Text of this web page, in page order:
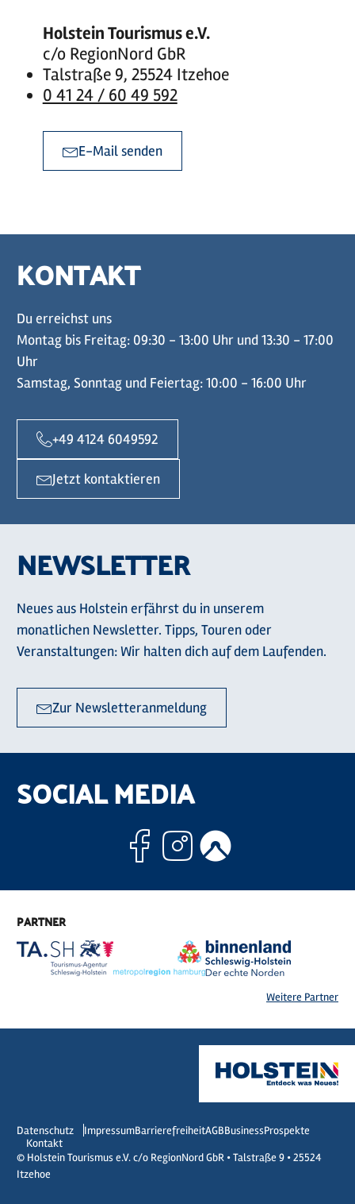
Holstein Tourismus e.V.
c/o RegionNord GbR
Talstraße 9, 25524 Itzehoe
0 41 24 / 60 49 592
E-Mail senden
KONTAKT
Du erreichst uns
Montag bis Freitag: 09:30 - 13:00 Uhr und 13:30 - 17:00
Uhr
Samstag, Sonntag und Feiertag: 10:00 - 16:00 Uhr
+49 4124 6049592
Jetzt kontaktieren
NEWSLETTER
Neues aus Holstein erfährst du in unserem
monatlichen Newsletter. Tipps, Touren oder
Veranstaltungen: Wir halten dich auf dem Laufenden.
Zur Newsletteranmeldung
SOCIAL MEDIA
Facebook
Instagram
PARTNER
Weitere Partner
Datenschutz ImpressumBarrierefreiheitAGBBusinessProspekte
Kontakt
© Holstein Tourismus e.V. c/o RegionNord GbR • Talstraße 9 • 25524
Itzehoe